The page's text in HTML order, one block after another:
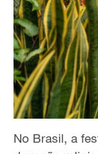
No Brasil, a